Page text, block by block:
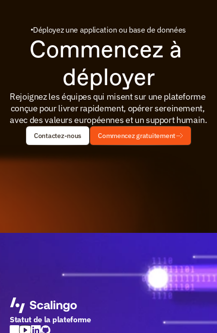
Déployez une application ou base de données
Commencez à
déployer
Rejoignez les équipes qui misent sur une plateforme
conçue pour livrer rapidement, opérer sereinement,
avec des valeurs européennes et un support humain.
Contactez-nous Commencez gratuitement
Statut de la plateforme